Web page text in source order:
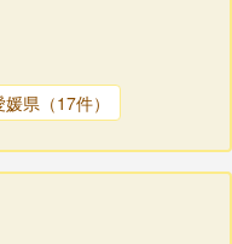
媛県（17件）